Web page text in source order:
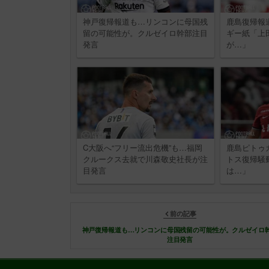
神戸復帰報道も…リンコンに母国残
留の可能性が。クルゼイロ幹部注目
発言
鹿島復帰報
ギー紙「上
が…」
C大阪へ“フリー流出危機”も…福岡
クルークス去就で川森敬史社長が注
目発言
鹿島ピトゥ
トス復帰
は…」
前の記事
神戸復帰報道も…リンコンに母国残留の可能性が。クルゼイロ
注目発言